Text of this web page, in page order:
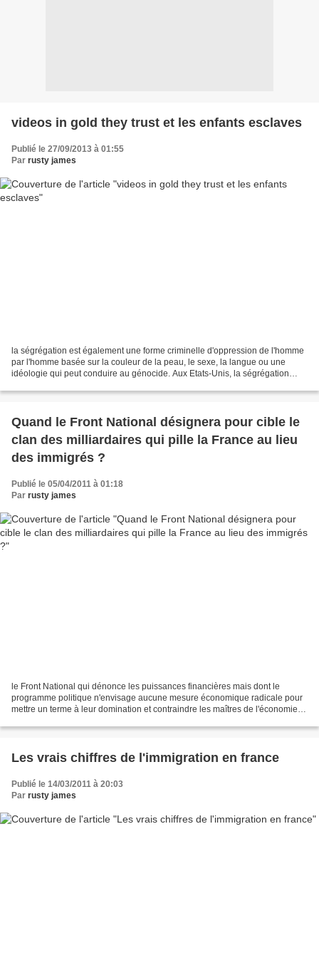
videos in gold they trust et les enfants esclaves
Publié le 27/09/2013 à 01:55
Par rusty james
la ségrégation est également une forme criminelle d'oppression de l'homme
par l'homme basée sur la couleur de la peau, le sexe, la langue ou une
idéologie qui peut conduire au génocide. Aux Etats-Unis, la ségrégation
Quand le Front National désignera pour cible le
clan des milliardaires qui pille la France au lieu
des immigrés ?
Publié le 05/04/2011 à 01:18
Par rusty james
le Front National qui dénonce les puissances financières mais dont le
programme politique n'envisage aucune mesure économique radicale pour
mettre un terme à leur domination et contraindre les maîtres de l'économie à
Les vrais chiffres de l'immigration en france
Publié le 14/03/2011 à 20:03
Par rusty james